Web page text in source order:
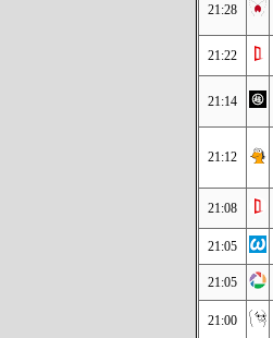
21:28
21:22
21:14
21:12
21:08
21:05
21:05
21:00